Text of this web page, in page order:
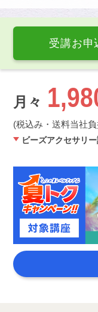
受講お申
月々
(税込み・送料当社
ビーズアクセサリ